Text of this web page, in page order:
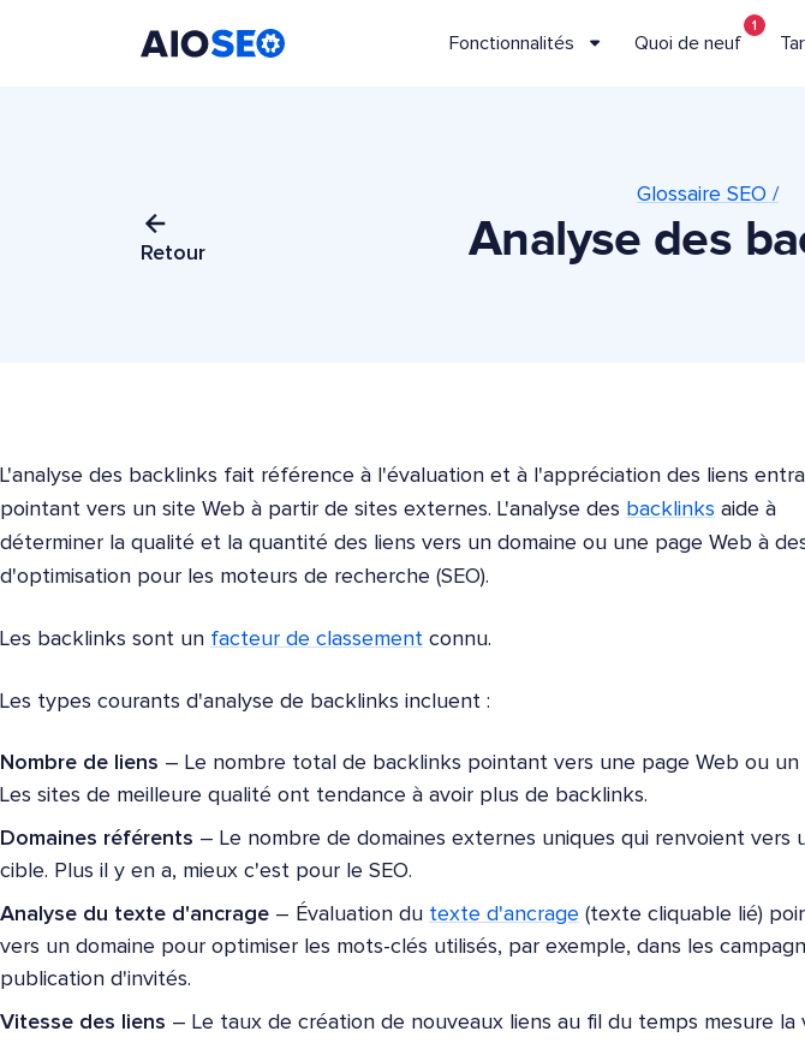
Fonctionnalités Quoi de neuf
1
Retour
Glossaire SEO /
Analyse des
L'analyse des backlinks fait référence à l'évaluation et à l'appréciation des liens
pointant vers un site Web à partir de sites externes. L'analyse des backlinks aide à
déterminer la qualité et la quantité des liens vers un domaine ou une page Web à
d'optimisation pour les moteurs de recherche (SEO).
Les backlinks sont un facteur de classement connu.
Les types courants d'analyse de backlinks incluent :
Nombre de liens – Le nombre total de backlinks pointant vers une page Web ou un
Les sites de meilleure qualité ont tendance à avoir plus de backlinks.
Domaines référents – Le nombre de domaines externes uniques qui renvoient vers
cible. Plus il y en a, mieux c'est pour le SEO.
Analyse du texte d'ancrage – Évaluation du texte d'ancrage (texte cliquable lié)
vers un domaine pour optimiser les mots-clés utilisés, par exemple, dans les
publication d'invités.
Vitesse des liens – Le taux de création de nouveaux liens au fil du temps mesure la